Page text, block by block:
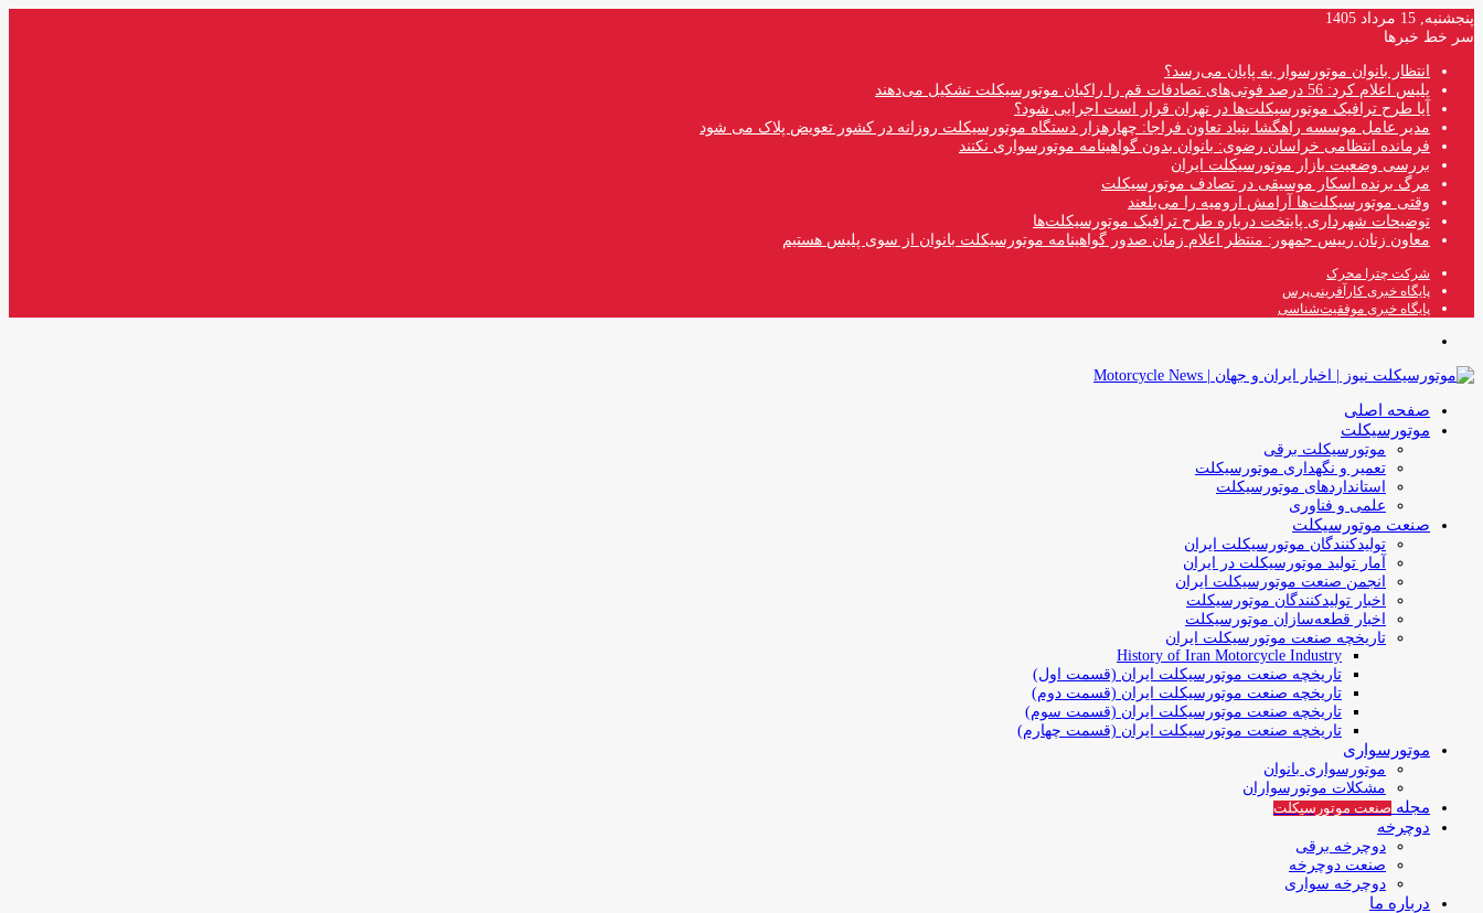
پنجشنبه, 15 مرداد 1405
سر خط خبرها
انتظار بانوان موتورسوار به پایان می‌رسد؟
پلیس اعلام کرد: 56 درصد فوتی‌های تصادفات قم را راکبان موتورسیکلت تشکیل می‌دهند
آیا طرح ترافیک موتورسیکلت‌ها در تهران قرار است اجرایی شود؟
مدیر عامل موسسه راهگشا بنیاد تعاون فراجا: چهارهزار دستگاه موتورسیکلت روزانه در کشور تعویض پلاک می شود
فرمانده انتظامی خراسان رضوی: بانوان بدون گواهینامه موتورسواری نکنند
بررسی وضعیت بازار موتورسیکلت ایران
مرگ برنده اسکار موسیقی در تصادف موتورسیکلت
وقتی موتورسیکلت‌ها آرامش ارومیه را می‌بلعند
توضیحات شهرداری پایتخت درباره طرح ترافیک موتورسیکلت‌ها
معاون زنان رییس جمهور: منتظر اعلام زمان صدور گواهینامه موتورسیکلت بانوان از سوی پلیس هستیم
شرکت چترا محرک
پایگاه خبری کارآفرینی‌پرس
پایگاه خبری موفقیت‌شناسی
صفحه اصلی
موتورسیکلت
موتورسیکلت برقی
تعمیر و نگهداری موتورسیکلت
استانداردهای موتورسیکلت
علمی و فناوری
صنعت موتورسیکلت
تولیدکنندگان موتورسیکلت ایران
آمار تولید موتورسیکلت در ایران
انجمن صنعت موتورسیکلت ایران
اخبار تولیدکنندگان موتورسیکلت
اخبار قطعه‌سازان موتورسیکلت
تاریخچه صنعت موتورسیکلت ایران
History of Iran Motorcycle Industry
تاریخچه صنعت موتورسیکلت ایران (قسمت اول)
تاریخچه صنعت موتورسیکلت ایران (قسمت دوم)
تاریخچه صنعت موتورسیکلت ایران (قسمت سوم)
تاریخچه صنعت موتورسیکلت ایران (قسمت چهارم)
موتورسواری
موتورسواری بانوان
مشکلات موتورسواران
مجله صنعت موتورسیکلت
دوچرخه
دوچرخه برقی
صنعت دوچرخه
دوچرخه سواری
درباره ما